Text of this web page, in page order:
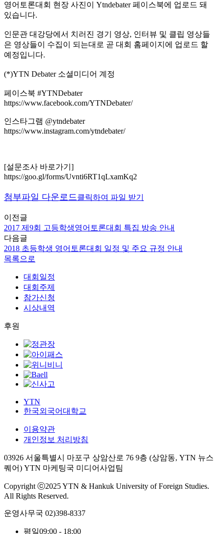
영어토론대회 현장 사진이 Ytndebater 페이스북에 업로드 돼
있습니다.
인문관 대강당에서 치러진 경기 영상, 인터뷰 및 클립 영상들
은 영상들이 수집이 되는대로 곧 대회 홈페이지에 업로드 할
예정입니다.
(*)YTN Debater 소셜미디어 계정
페이스북 #YTNDebater
https://www.facebook.com/YTNDebater/
인스타그램 @ytndebater
https://www.instagram.com/ytndebater/
[설문조사 바로가기]
https://goo.gl/forms/Uvnti6RT1qLxamKq2
첨부파일 다운로드클릭하여 파일 받기
이전글
2017 제9회 고등학생영어토론대회 특집 방송 안내
다음글
2018 초등학생 영어토론대회 일정 및 주요 규정 안내
목록으로
대회일정
대회주제
참가신청
시상내역
후원
YTN
한국외국어대학교
이용약관
개인정보 처리방침
03926 서울특별시 마포구 상암산로 76 9층 (상암동, YTN 뉴스
퀘어) YTN 마케팅국 미디어사업팀
Copyright ⓒ2025 YTN & Hankuk University of Foreign Studies.
All Rights Reserved.
운영사무국 02)398-8337
평일09:00 - 18:00